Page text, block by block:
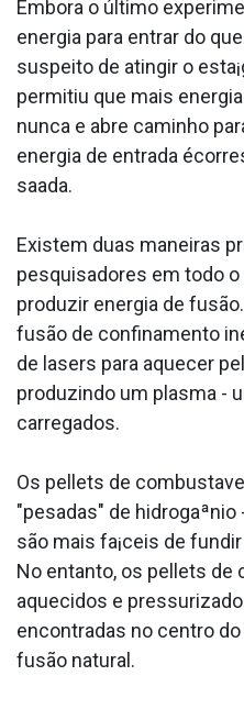
Embora o último
energia para entrar do
suspeito de atingir o
permitiu que mais
nunca e abre caminho
energia de entrada
saa­da.
Existem duas maneiras
pesquisadores em todo
produzir energia de
fusão de confinamento
de lasers para aquecer
produzindo um plasma -
carregados.
Os pellets de
"pesadas" de
são mais fa¡ceis de
No entanto, os pellets
aquecidos e
encontradas no centro
fusão natural.